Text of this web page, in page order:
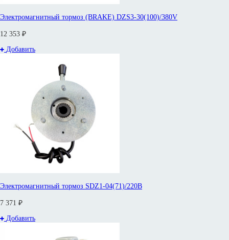
Электромагнитный тормоз (BRAKE) DZS3-30(100)/380V
12 353 ₽
Добавить
Электромагнитный тормоз SDZ1-04(71)/220В
7 371 ₽
Добавить